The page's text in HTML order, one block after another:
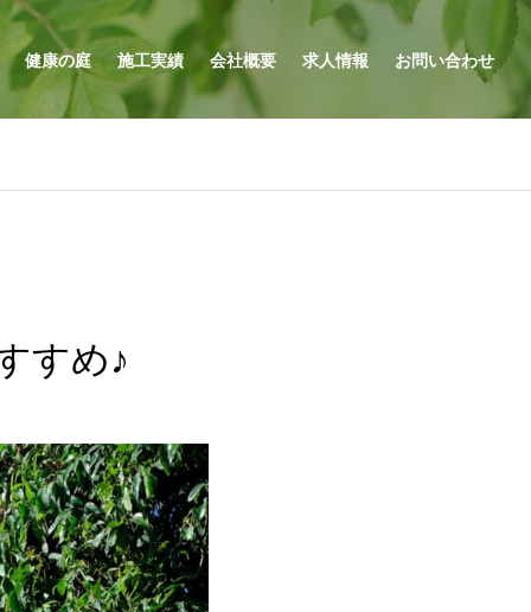
健康の庭 施工実績 会社概要 求人情報 お問い合わせ
すめ♪